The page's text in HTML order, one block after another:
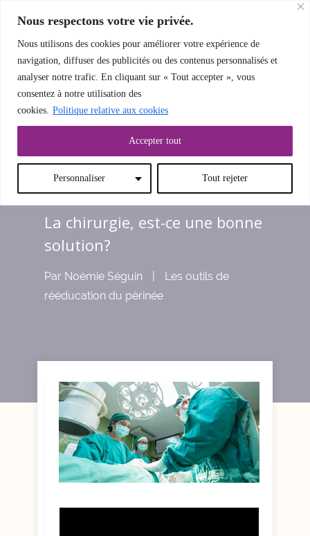
Nous respectons votre vie privée.
Nous utilisons des cookies pour améliorer votre expérience de
navigation, diffuser des publicités ou des contenus personnalisés et
analyser notre trafic. En cliquant sur « Tout accepter », vous
consentez à notre utilisation des
cookies. Politique relative aux cookies
Personnaliser Tout rejeter
Accepter tout
LE MENU
La chirurgie, est-ce une bonne
solution?
Par Noémie Séguin
Les outils de
rééducation du périnée